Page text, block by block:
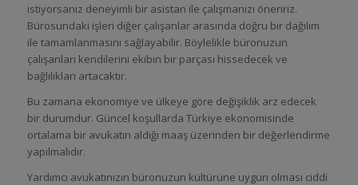
istiyorsanız deneyimli bir asistan ile çalışmanızı öneririz.
Bürosundaki işleri diğer çalışanlar arasında doğru bir dağılım
ile tamamlanmasını sağlayabilir. Böylelikle büronuzun
çalışanları kendilerini ekibin bir parçası hissedecek ve
bağlılıkları artacaktır.
Bu zamana ekonomiye ve ülkeye göre değişiklik arz edecek
bir durumdur. Güncel koşullarda Türkiye ekonomisinde
ortalama bir avukatın aldığı maaş üzerinden bir değerlendirme
yapılmalıdır.
Yardımcı avukatınızın büronuzun kültürüne uygun olması ciddi